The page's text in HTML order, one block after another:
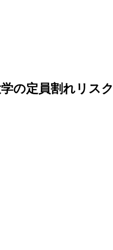
の定員割れリス